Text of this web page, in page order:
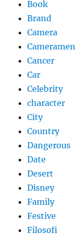
Book
Brand
Camera
Cameramen
Cancer
Car
Celebrity
character
City
Country
Dangerous
Date
Desert
Disney
Family
Festive
Filosofi